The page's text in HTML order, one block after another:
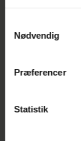
Vi anvender
generere
Nødvendig
Præferencer
Statistik
Smukfest: